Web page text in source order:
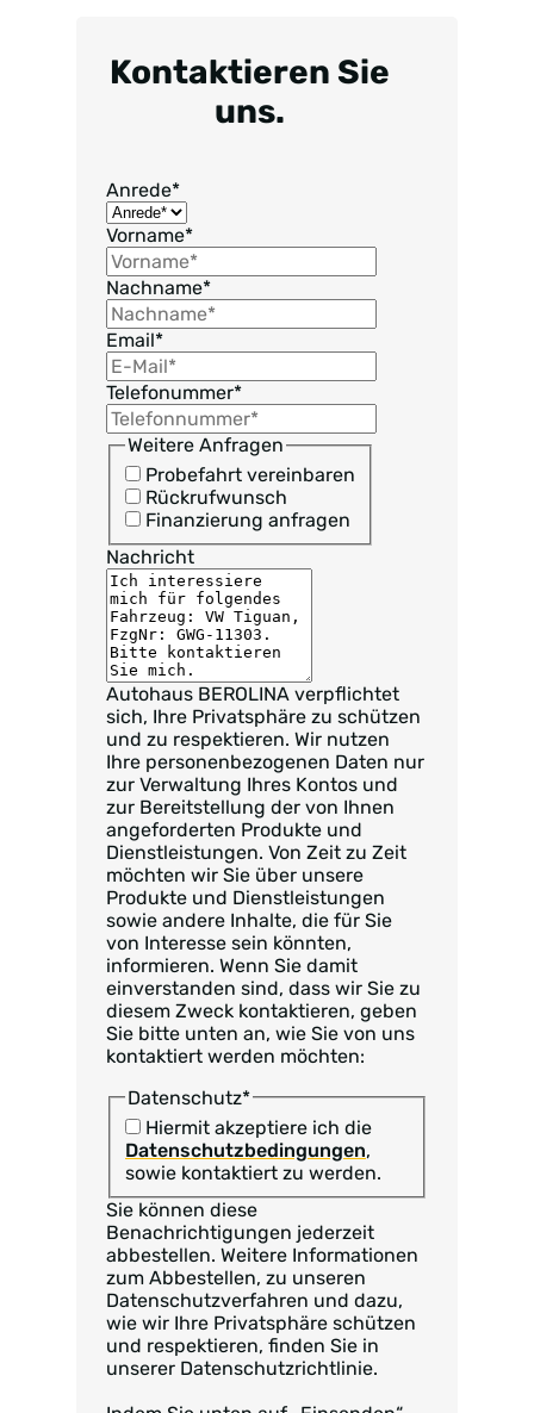
Kontaktieren Sie
uns.
Anrede*
Vorname*
Nachname*
Email*
Telefonummer*
Weitere Anfragen
Probefahrt vereinbaren
Rückrufwunsch
Finanzierung anfragen
Nachricht
Autohaus BEROLINA verpflichtet
sich, Ihre Privatsphäre zu schützen
und zu respektieren. Wir nutzen
Ihre personenbezogenen Daten nur
zur Verwaltung Ihres Kontos und
zur Bereitstellung der von Ihnen
angeforderten Produkte und
Dienstleistungen. Von Zeit zu Zeit
möchten wir Sie über unsere
Produkte und Dienstleistungen
sowie andere Inhalte, die für Sie
von Interesse sein könnten,
informieren. Wenn Sie damit
einverstanden sind, dass wir Sie zu
diesem Zweck kontaktieren, geben
Sie bitte unten an, wie Sie von uns
kontaktiert werden möchten:
Datenschutz*
Hiermit akzeptiere ich die
Datenschutzbedingungen,
sowie kontaktiert zu werden.
Sie können diese
Benachrichtigungen jederzeit
abbestellen. Weitere Informationen
zum Abbestellen, zu unseren
Datenschutzverfahren und dazu,
wie wir Ihre Privatsphäre schützen
und respektieren, finden Sie in
unserer Datenschutzrichtlinie.